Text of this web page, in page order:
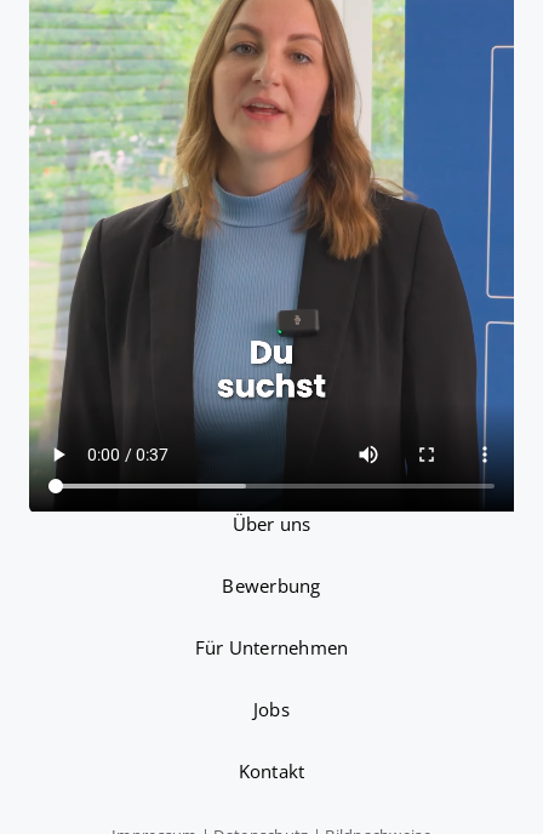
Branchen
Berufseinstieg
Professionals
Über uns
Bewerbung
Für Unternehmen
Jobs
Kontakt